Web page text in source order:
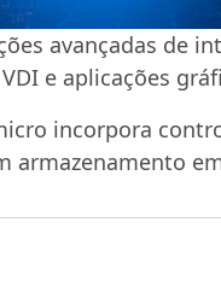
avançadas de
e aplicações
incorpora
armazenamento